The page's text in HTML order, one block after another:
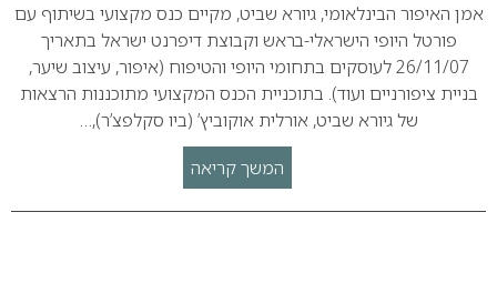
אמן האיפור הבינלאומי, גיורא שביט, מקיים כנס מקצועי בשיתוף עם
פורטל היופי הישראלי-בראש וקבוצת דיפרנט ישראל בתאריך
26/11/07 לעוסקים בתחומי היופי והטיפוח (איפור, עיצוב שיער,
בניית ציפורניים ועוד). בתוכניית הכנס המקצועי מתוכננות הרצאות
של גיורא שביט, אורלית אוקוביץ’ (ביו סקלפצ’ר),…
המשך קריאה